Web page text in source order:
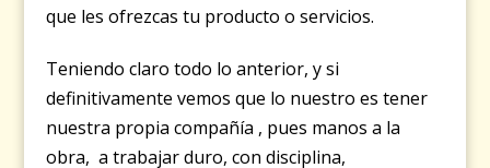
que les ofrezcas tu producto o servicios.
Teniendo claro todo lo anterior, y si
definitivamente vemos que lo nuestro es tener
nuestra propia compañía , pues manos a la
obra, a trabajar duro, con disciplina,